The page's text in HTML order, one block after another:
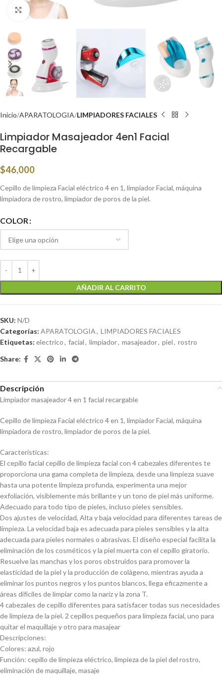
Click to enlarge
Inicio APARATOLOGIA LIMPIADORES FACIALES
Limpiador Masajeador 4en1 Facial
Recargable
$46,000
Cepillo de limpieza Facial eléctrico 4 en 1, limpiador Facial, máquina
limpiadora de rostro, limpiador de poros de la piel.
COLOR
AÑADIR AL CARRITO
SKU: N/D
Categorías: APARATOLOGIA, LIMPIADORES FACIALES
Etiquetas: electrico, facial, limpiador, masajeador, piel, rostro
Share:
Descripción
Limpiador masajeador 4 en 1 facial recargable
Cepillo de limpieza Facial eléctrico 4 en 1, limpiador Facial, máquina
limpiadora de rostro, limpiador de poros de la piel.
Características:
El cepillo facial cepillo de limpieza facial con 4 cabezales diferentes te
proporciona una gama completa de limpieza, desde una limpieza suave
hasta una potente limpieza profunda, experimenta una mejor
exfoliación, visiblemente más brillante y un tono de piel más uniforme.
Adecuado para todo tipo de pieles, incluso pieles sensibles.
Dos ajustes de velocidad, Alta y baja velocidad para diferentes tareas de
limpieza. La velocidad baja es adecuada para pieles sensibles y la alta
adecuada para pieles normales o abrasivas. El diseño especial facilita la
eliminación de los cosméticos y la piel muerta con el cepillo giratorio.
Resuelve las manchas y los poros obstruidos para promover la
elasticidad de la piel y la producción de colágeno, mientras ayuda a
eliminar los puntos negros y los puntos blancos, llega eficazmente a
áreas difíciles de limpiar como la nariz y la zona T.
4 cabezales de cepillo diferentes para satisfacer todas sus necesidades
de limpieza de la piel. 2 cepillos pequeños para limpieza facial, uno para
quitar el maquillaje y otro para masajear
Descripciones:
Colores: azul, rojo
Función: cepillo de limpieza eléctrico, limpieza de la piel del rostro,
eliminación de maquillaje, masaje